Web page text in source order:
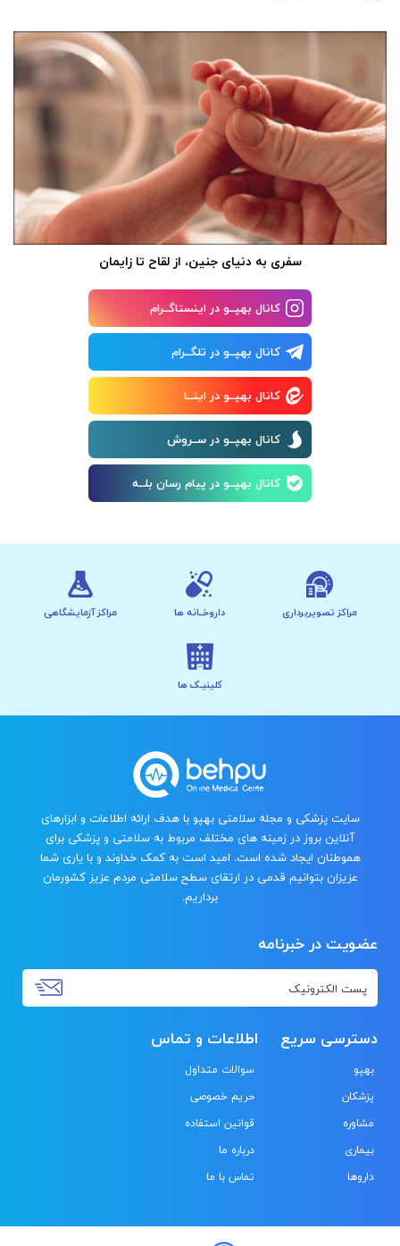
سفری به دنیای جنین، از لقاح تا زایمان
کانال بهپــو در اینستاگــرام
کانال بهپــو در تلگــرام
کانال بهپــو در ایتــا
کانال بهپــو در ســروش
کانال بهپــو در پیام رسان بلــه
مراکز تصویربرداری داروخــانه ها مراکز آزمایشگاهی
کلینیـک ها
سایت پزشکی و مجله سلامتی بهپو با هدف ارائه اطلاعات و ابزارهای
آنلاین بروز در زمینه های مختلف مربوط به سلامتی و پزشکی برای
هموطنان ایجاد شده است. امید است به کمک خداوند و با یاری شما
عزیزان بتوانیم قدمی در ارتقای سطح سلامتی مردم عزیز کشورمان
برداریم.
عضویت در خبرنامه
دسترسی سریع
بهپو
پزشکان
مشاوره
بیماری
داروها
اطلاعات و تماس
سوالات متداول
حریم خصوصی
قوانین استفاده
درباره ما
تماس با ما